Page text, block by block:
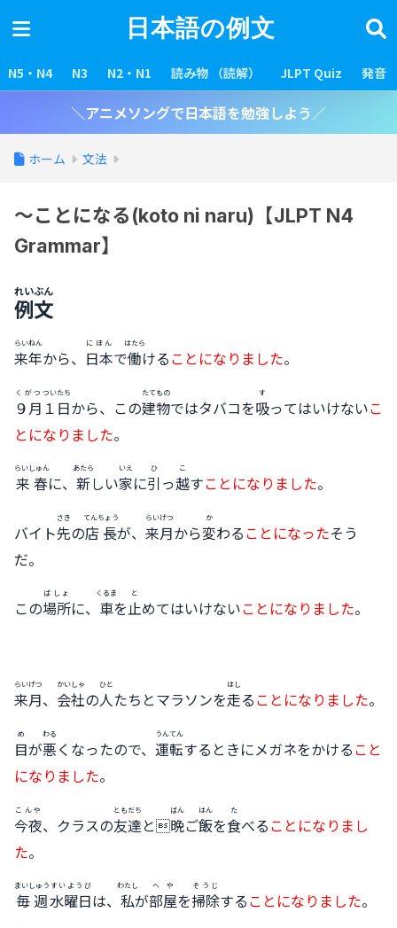
日本語の例文
N5・N4 N3 N2・N1 読み物 （読解） JLPT Quiz 発音
＼アニメソングで日本語を勉強しよう／
ホーム 文法
〜ことになる(koto ni naru)【JLPT N4
Grammar】
例文
れいぶん
来年
らいねん
から、 日本
にほん
で働
はたら
けることになりました。
９月
くがつ
１日
ついたち
から、この建物
たてもの
ではタバコを吸
す
ってはいけないこ
とになりました。
来春
らいしゅん
に、 新
あたら
しい家
いえ
に引
ひ
っ越
こ
すことになりました。
バイト先
さき
の店長
てんちょう
が、 来月
らいげつ
から変
か
わることになったそう
だ。
この場所
ばしょ
に、 車
くるま
を止
と
めてはいけないことになりました。
来月
らいげつ
、 会社
かいしゃ
の人
ひと
たちとマラソンを走
はし
ることになりました。
目
め
が悪
わる
くなったので、 運転
うんてん
するときにメガネをかけること
になりました。
今夜
こんや
、クラスの友達
ともだち
と晩
ばん
ご飯
はん
を食
た
べることになりまし
た。
毎週
まいしゅう
水曜日
すいようび
は、 私
わたし
が部屋
へや
を掃除
そうじ
することになりました。